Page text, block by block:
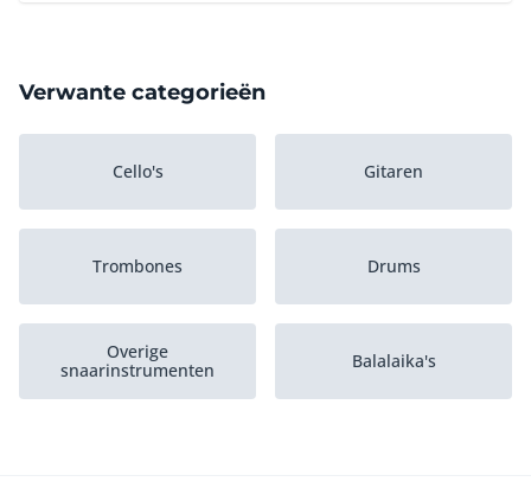
Verwante categorieën
Cello's Gitaren
Trombones Drums
Overige
snaarinstrumenten
Balalaika's